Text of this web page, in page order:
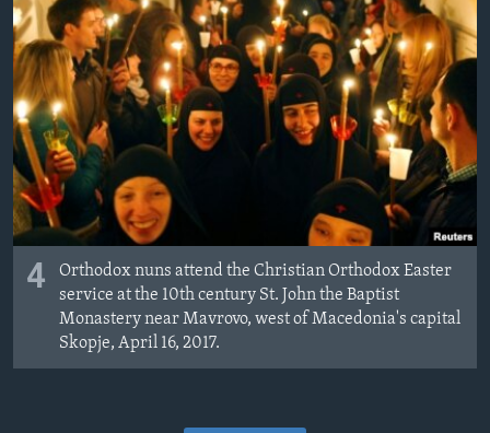
4
Orthodox nuns attend the Christian Orthodox Easter
service at the 10th century St. John the Baptist
Monastery near Mavrovo, west of Macedonia's capital
Skopje, April 16, 2017.